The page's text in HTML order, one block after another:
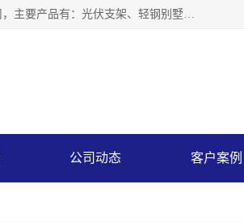
神龙拜耳科技衡水股份有限公司河北一家生产光伏支架，轻钢别墅，阳光板、耐力板的公司，主要产品有：光伏支架、轻钢别墅、阳光板、耐力板、采光板等，公司参与制定了多项标准。
公司动态 客户案例